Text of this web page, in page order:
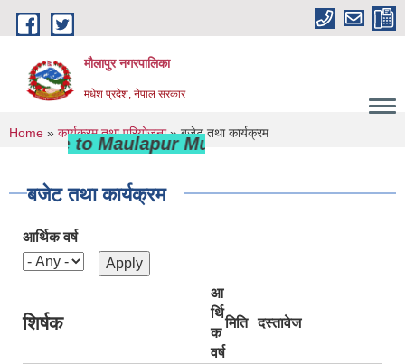
Skip to main content
मौलापुर नगरपालिका
मधेश प्रदेश, नेपाल सरकार
to Maulapur Municipality
You are here
Home » कार्यक्रम तथा परियोजना» बजेट तथा कार्यक्रम
बजेट तथा कार्यक्रम
आर्थिक वर्ष
शिर्षक
आ
र्थि
क
वर्ष
मिति दस्तावेज